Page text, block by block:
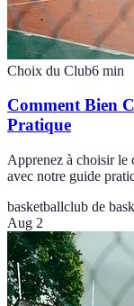
Choix du Club6 min
Comment Bien
Pratique
Apprenez à choisir le
avec notre guide
basketballclub de
Aug 2